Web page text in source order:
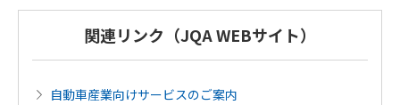
関連リンク（JQA WEBサイト）
自動車産業向けサービスのご案内